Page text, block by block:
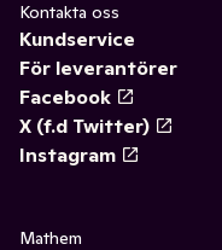
Kontakta oss
Kundservice
För leverantörer
Facebook
X (f.d Twitter)
Instagram
Mathem